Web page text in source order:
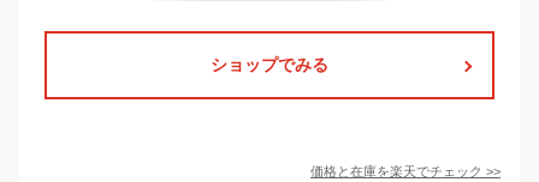
ショップでみる
価格と在庫を楽天でチェック >>